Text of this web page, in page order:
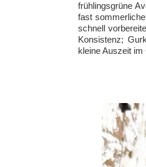
frühlingsgrüne
fast
schnell
Konsistenz;
kleine Auszeit